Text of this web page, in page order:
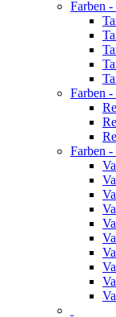
Farben -
Farben
Farben